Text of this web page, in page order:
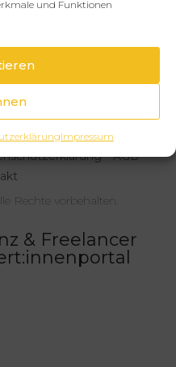
und Funktionen
Impressum
Rechte vorbehalten.
AGB
& Freelancer